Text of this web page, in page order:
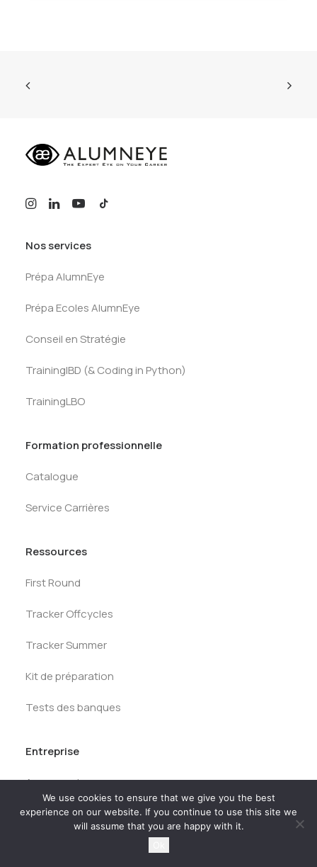
Nos services
Prépa AlumnEye
Prépa Ecoles AlumnEye
Conseil en Stratégie
TrainingIBD (& Coding in Python)
TrainingLBO
Formation professionnelle
Catalogue
Service Carrières
Ressources
First Round
Tracker Offcycles
Tracker Summer
Kit de préparation
Tests des banques
Entreprise
A propos de nous
Carrières
We use cookies to ensure that we give you the best
experience on our website. If you continue to use this site we
will assume that you are happy with it.